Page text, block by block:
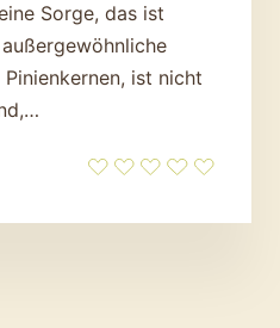
Sorge, das ist
ist nicht